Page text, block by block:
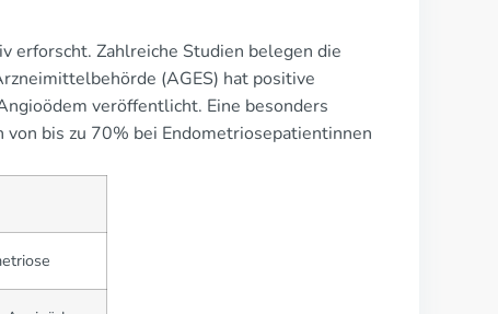
erforscht. Zahlreiche Studien belegen die
(AGES) hat positive
veröffentlicht. Eine besonders
bis zu 70% bei Endometriosepatientinnen